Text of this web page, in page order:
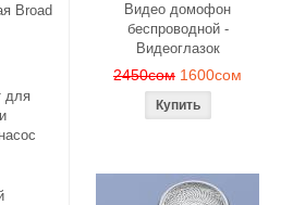
Broad
для
Видео домофон
беспроводной -
Видеоглазок
2450сом 1600сом